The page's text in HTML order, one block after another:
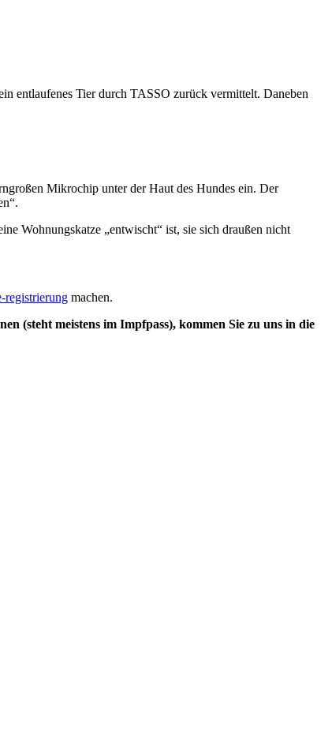
entlaufenes Tier durch TASSO zurück vermittelt. Daneben
Mikrochip unter der Haut des Hundes ein. Der
Wohnungskatze „entwischt“ ist, sie sich draußen nicht
registrierung machen.
(steht meistens im Impfpass), kommen Sie zu uns in die